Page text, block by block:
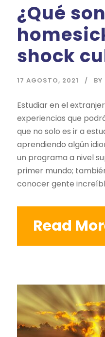
¿Qué
shock
17 AGOSTO, 2021 BY
Estudiar en el
experiencias que
que no solo es ir a
aprendiendo algún
un programa a nivel
primer mundo;
conocer gente
Read